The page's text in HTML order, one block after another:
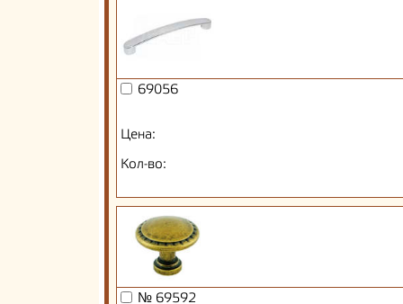
69056
Цена:
Кол-во:
№ 69592